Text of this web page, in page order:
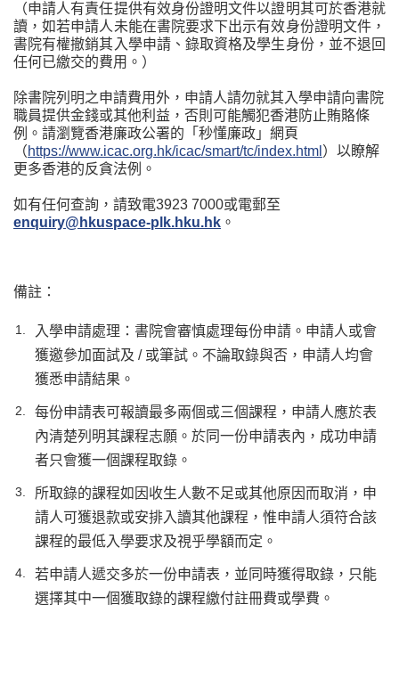
（申請人有責任提供有效身份證明文件以證明其可於香港就
讀，如若申請人未能在書院要求下出示有效身份證明文件，
書院有權撤銷其入學申請、錄取資格及學生身份，並不退回
任何已繳交的費用。）
除書院列明之申請費用外，申請人請勿就其入學申請向書院
職員提供金錢或其他利益，否則可能觸犯香港防止賄賂條
例。請瀏覽香港廉政公署的「秒懂廉政」網頁
（https://www.icac.org.hk/icac/smart/tc/index.html ）以瞭解
更多香港的反貪法例。
如有任何查詢，請致電3923 7000或電郵至
enquiry@hkuspace-plk.hku.hk 。
備註：
入學申請處理：書院會審慎處理每份申請。申請人或會
獲邀參加面試及 / 或筆試。不論取錄與否，申請人均會
獲悉申請結果。
​每份申請表可報讀最多兩個或三個課程，申請人應於表
內清楚列明其課程志願。於同一份申請表內，成功申請
者只會獲一個課程取錄。
所取錄的課程如因收生人數不足或其他原因而取消，申
請人可獲退款或安排入讀其他課程，惟申請人須符合該
課程的最低入學要求及視乎學額而定。
若申請人遞交多於一份申請表，並同時獲得取錄，只能
選擇其中一個獲取錄的課程繳付註冊費或學費。